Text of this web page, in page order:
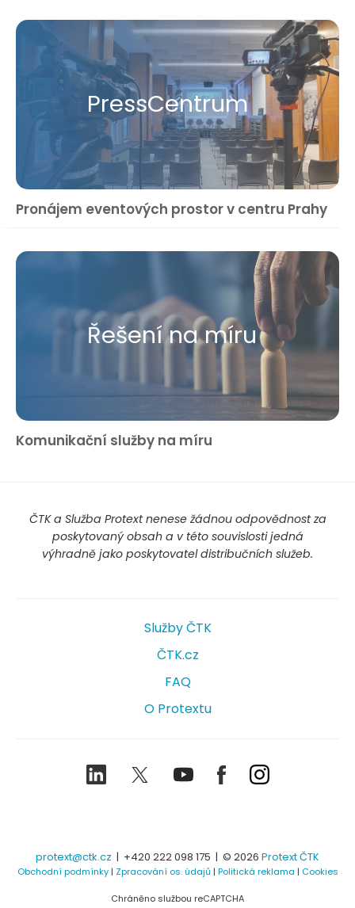
Press​Centrum
Pronájem eventových prostor v centru Prahy
Řešení na míru
Komunikační služby na míru
ČTK a Služba Protext nenese žádnou odpovědnost za
poskytovaný obsah a v této souvislosti jedná
výhradně jako poskytovatel distribučních služeb.
Služby ČTK
ČTK.cz
FAQ
O Protextu
LinkedIn TwitterYoutubeFacebookInstagram
protext@ctk.cz | +420 222 098 175 | © 2026 Protext ČTK
Obchodní podmínky| Zpracování os. údajů| Politická reklama | Cookies
Chráněno službou reCAPTCHA